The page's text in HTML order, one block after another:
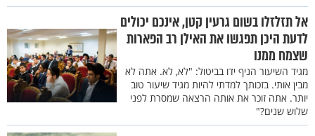
אל תזלזלו בשום גרעין קטן, אינכם יכולים
לדעת היכן תפגשו את האילן רב הפארות
שצמח ממנו
מגיד השיעור הניף ידו בביטול: "לא, לא. אתה לא
מבין אותי. בזכותך למדתי להיות מגיד שיעור טוב
יותר. אתה זוכר את אותה הרצאה שמסרת לפני
שלוש שנים?"